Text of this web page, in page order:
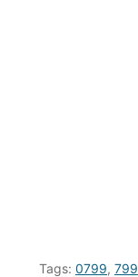
Tags: 0799, 799